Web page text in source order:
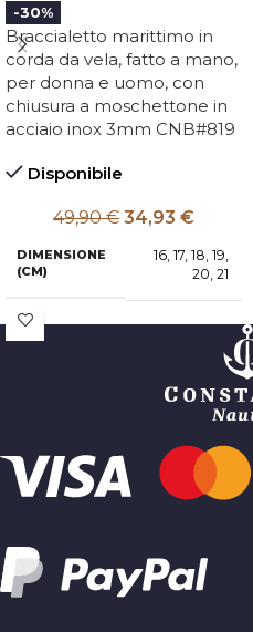
-30%
Braccialetto marittimo in
corda da vela, fatto a mano,
per donna e uomo, con
chiusura a moschettone in
acciaio inox 3mm CNB#819
Disponibile
49,90€ 34,93 €
DIMENSIONE
(CM)
16 17 18 19
20 21